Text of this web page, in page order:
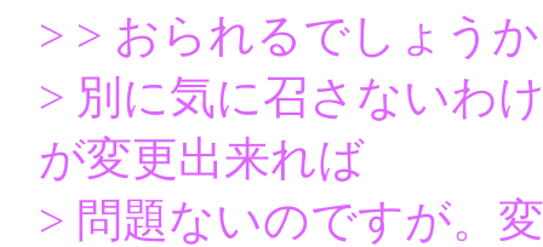
> > おられるでしょう
> 別に気に召さないわ
が変更出来れば
> 問題ないのですが。